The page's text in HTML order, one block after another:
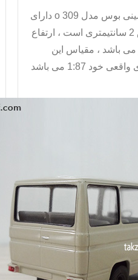
بوس مدل o 309 دارای
طول 5.5 سانتیمتر و عرض 2 سانتیمتری است ، ارتفاع
می باشد ، مقیاس این
ماکت در مقایسه با نمونه ی واقعی خود 1:87 می باشد